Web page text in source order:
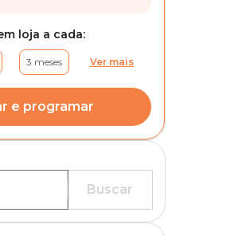
loja a cada:
3 meses Ver mais
e programar
Buscar